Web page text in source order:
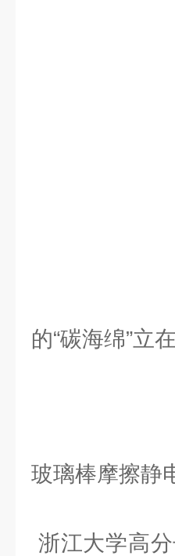
的“碳海绵”立
3月19
玻璃棒摩擦静
浙江大学高